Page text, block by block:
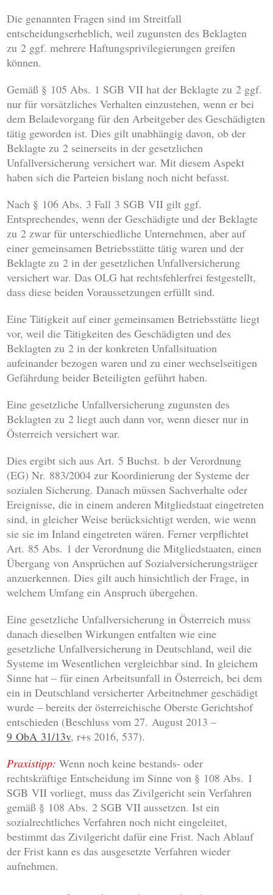
Die genannten Fragen sind im Streitfall
entscheidungserheblich, weil zugunsten des Beklagten
zu 2 ggf. mehrere Haftungsprivilegierungen greifen
können.
Gemäß § 105 Abs. 1 SGB VII hat der Beklagte zu 2 ggf.
nur für vorsätzliches Verhalten einzustehen, wenn er bei
dem Beladevorgang für den Arbeitgeber des Geschädigten
tätig geworden ist. Dies gilt unabhängig davon, ob der
Beklagte zu 2 seinerseits in der gesetzlichen
Unfallversicherung versichert war. Mit diesem Aspekt
haben sich die Parteien bislang noch nicht befasst.
Nach § 106 Abs. 3 Fall 3 SGB VII gilt ggf.
Entsprechendes, wenn der Geschädigte und der Beklagte
zu 2 zwar für unterschiedliche Unternehmen, aber auf
einer gemeinsamen Betriebsstätte tätig waren und der
Beklagte zu 2 in der gesetzlichen Unfallversicherung
versichert war. Das OLG hat rechtsfehlerfrei festgestellt,
dass diese beiden Voraussetzungen erfüllt sind.
Eine Tätigkeit auf einer gemeinsamen Betriebsstätte liegt
vor, weil die Tätigkeiten des Geschädigten und des
Beklagten zu 2 in der konkreten Unfallsituation
aufeinander bezogen waren und zu einer wechselseitigen
Gefährdung beider Beteiligten geführt haben.
Eine gesetzliche Unfallversicherung zugunsten des
Beklagten zu 2 liegt auch dann vor, wenn dieser nur in
Österreich versichert war.
Dies ergibt sich aus Art. 5 Buchst. b der Verordnung
(EG) Nr. 883/2004 zur Koordinierung der Systeme der
sozialen Sicherung. Danach müssen Sachverhalte oder
Ereignisse, die in einem anderen Mitgliedstaat eingetreten
sind, in gleicher Weise berücksichtigt werden, wie wenn
sie sie im Inland eingetreten wären. Ferner verpflichtet
Art. 85 Abs. 1 der Verordnung die Mitgliedstaaten, einen
Übergang von Ansprüchen auf Sozialversicherungsträger
anzuerkennen. Dies gilt auch hinsichtlich der Frage, in
welchem Umfang ein Anspruch übergehen.
Eine gesetzliche Unfallversicherung in Österreich muss
danach dieselben Wirkungen entfalten wie eine
gesetzliche Unfallversicherung in Deutschland, weil die
Systeme im Wesentlichen vergleichbar sind. In gleichem
Sinne hat – für einen Arbeitsunfall in Österreich, bei dem
ein in Deutschland versicherter Arbeitnehmer geschädigt
wurde – bereits der österreichische Oberste Gerichtshof
entschieden (Beschluss vom 27. August 2013 –
9 ObA 31/13v, r+s 2016, 537).
Praxistipp: Wenn noch keine bestands- oder
rechtskräftige Entscheidung im Sinne von § 108 Abs. 1
SGB VII vorliegt, muss das Zivilgericht sein Verfahren
gemäß § 108 Abs. 2 SGB VII aussetzen. Ist ein
sozialrechtliches Verfahren noch nicht eingeleitet,
bestimmt das Zivilgericht dafür eine Frist. Nach Ablauf
der Frist kann es das ausgesetzte Verfahren wieder
aufnehmen.